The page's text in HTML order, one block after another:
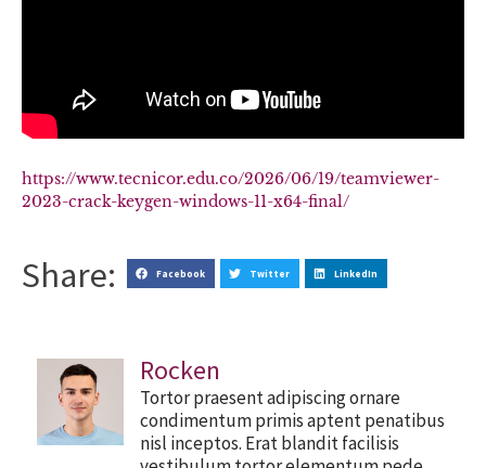
https://www.tecnicor.edu.co/2026/06/19/teamviewer-
2023-crack-keygen-windows-11-x64-final/
Share: Facebook Twitter LinkedIn
Rocken
Tortor praesent adipiscing ornare
condimentum primis aptent penatibus
nisl inceptos. Erat blandit facilisis